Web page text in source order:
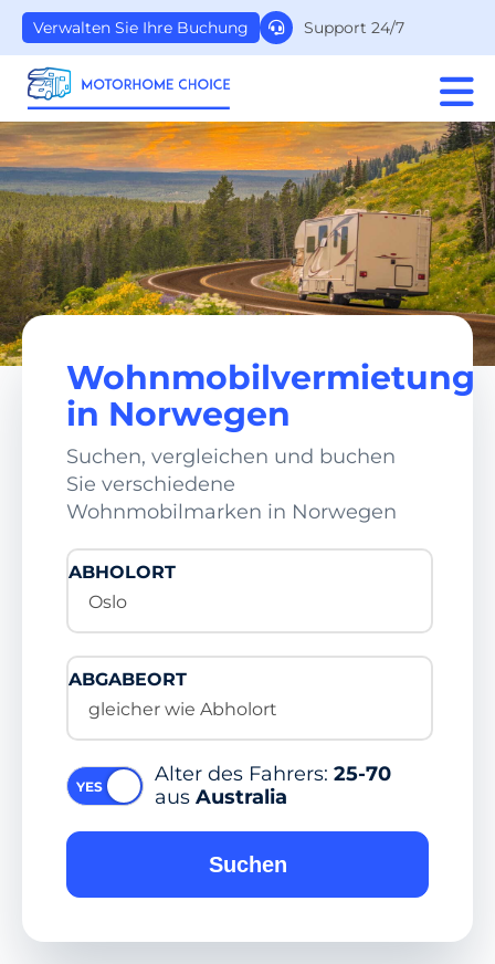
Support 24/7
Verwalten Sie Ihre Buchung
Wohnmobilvermietung
in Norwegen
Suchen, vergleichen und buchen
Sie verschiedene
Wohnmobilmarken in Norwegen
ABHOLORT
Oslo
ABGABEORT
gleicher wie Abholort
Alter des Fahrers: 25-70
aus Australia
Suchen